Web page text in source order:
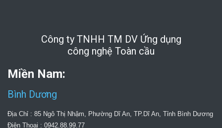
Công ty TNHH TM DV Ứng dụng
công nghệ Toàn cầu
Miền Nam:
Bình Dương
Địa Chỉ : 85 Ngô Thị Nhậm, Phường Dĩ An, TP.Dĩ An, Tỉnh Bình Dương
Điện Thoại : 0942.88.99.77